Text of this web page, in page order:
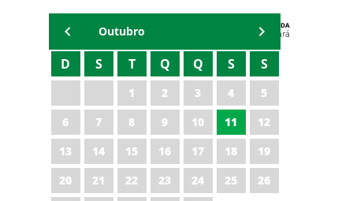
AGENDA
Polícia Militar do Ceará
Outubro
D S T Q Q S S
1 2 3 4
5
6
7 8 9 10 11
12
13
14 15 16 17 18
19
20
21 22 23 24 25
26